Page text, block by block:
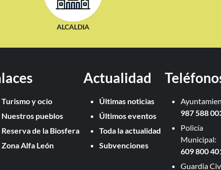
ALCALDIA
Turismo y ocio
Nuestros pueblos
Reserva de la Biosfera
Zona Alfa León
Actualidad
Últimas noticias
Últimos eventos
Toda la actualidad
Subvenciones
987 588
Policía
Municipal:
609 800
Guardia